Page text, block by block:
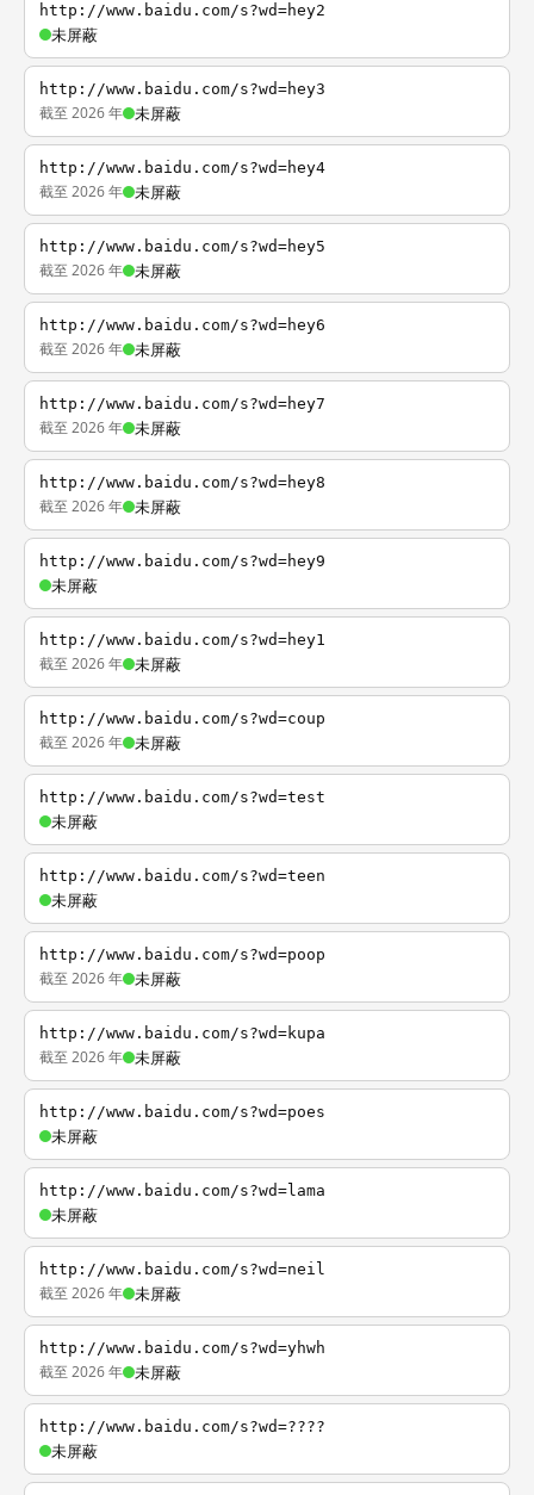
http://www.baidu.com/s?wd=hey2
未屏蔽
http://www.baidu.com/s?wd=hey3
截至 2026 年 未屏蔽
http://www.baidu.com/s?wd=hey4
截至 2026 年 未屏蔽
http://www.baidu.com/s?wd=hey5
截至 2026 年 未屏蔽
http://www.baidu.com/s?wd=hey6
截至 2026 年 未屏蔽
http://www.baidu.com/s?wd=hey7
截至 2026 年 未屏蔽
http://www.baidu.com/s?wd=hey8
截至 2026 年 未屏蔽
http://www.baidu.com/s?wd=hey9
未屏蔽
http://www.baidu.com/s?wd=hey1
截至 2026 年 未屏蔽
http://www.baidu.com/s?wd=coup
截至 2026 年 未屏蔽
http://www.baidu.com/s?wd=test
未屏蔽
http://www.baidu.com/s?wd=teen
未屏蔽
http://www.baidu.com/s?wd=poop
截至 2026 年 未屏蔽
http://www.baidu.com/s?wd=kupa
截至 2026 年 未屏蔽
http://www.baidu.com/s?wd=poes
未屏蔽
http://www.baidu.com/s?wd=lama
未屏蔽
http://www.baidu.com/s?wd=neil
截至 2026 年 未屏蔽
http://www.baidu.com/s?wd=yhwh
截至 2026 年 未屏蔽
http://www.baidu.com/s?wd=????
未屏蔽